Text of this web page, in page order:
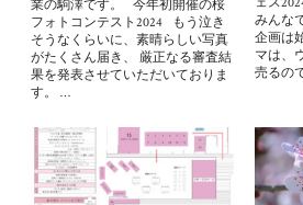
業の駒澤です。 今年初開催の桜
フォトコンテスト2024 もう泣き
そうなくらいに、素晴らしい写真
がたくさん届き、 厳正なる審査結
果を発表させていただいておりま
す。 …
みんな
企画は
マは、
売るの